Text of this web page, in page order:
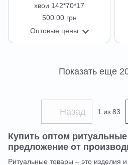
хвои 142*70*17
500.00 грн
Оптовые цены
Показать еще
Назад 1 из 83
Купить оптом
предложение от
Ритуальные товары – это изделия